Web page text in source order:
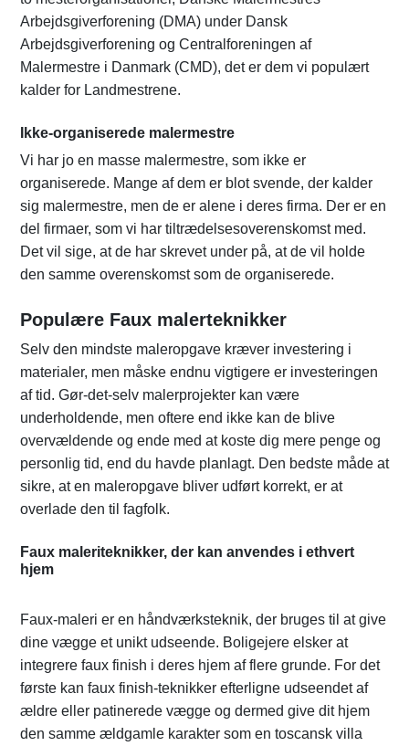
Arbejdsgiverforening (DMA) under Dansk
Arbejdsgiverforening og Centralforeningen af
Malermestre i Danmark (CMD), det er dem vi populært
kalder for Landmestrene.
Ikke-organiserede malermestre
Vi har jo en masse malermestre, som ikke er
organiserede. Mange af dem er blot svende, der kalder
sig malermestre, men de er alene i deres firma. Der er en
del firmaer, som vi har tiltrædelsesoverenskomst med.
Det vil sige, at de har skrevet under på, at de vil holde
den samme overenskomst som de organiserede.
Populære Faux malerteknikker
Selv den mindste maleropgave kræver investering i
materialer, men måske endnu vigtigere er investeringen
af tid. Gør-det-selv malerprojekter kan være
underholdende, men oftere end ikke kan de blive
overvældende og ende med at koste dig mere penge og
personlig tid, end du havde planlagt. Den bedste måde at
sikre, at en maleropgave bliver udført korrekt, er at
overlade den til fagfolk.
Faux maleriteknikker, der kan anvendes i ethvert
hjem
Faux-maleri er en håndværksteknik, der bruges til at give
dine vægge et unikt udseende. Boligejere elsker at
integrere faux finish i deres hjem af flere grunde. For det
første kan faux finish-teknikker efterligne udseendet af
ældre eller patinerede vægge og dermed give dit hjem
den samme ældgamle karakter som en toscansk villa